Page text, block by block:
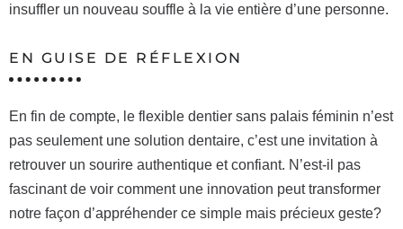
insuffler un nouveau souffle à la vie entière d’une personne.
EN GUISE DE RÉFLEXION
En fin de compte, le flexible dentier sans palais féminin n’est
pas seulement une solution dentaire, c’est une invitation à
retrouver un sourire authentique et confiant. N’est-il pas
fascinant de voir comment une innovation peut transformer
notre façon d’appréhender ce simple mais précieux geste?